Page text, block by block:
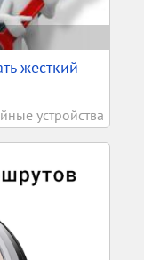
жесткий
устройства